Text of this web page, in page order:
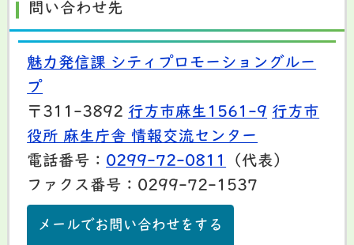
問い合わせ先
魅力発信課 シティプロモーショングルー
プ
〒311-3892 行方市麻生1561-9 行方市
役所 麻生庁舎 情報交流センター
電話番号： 0299-72-0811
（代表）
ファクス番号：0299-72-1537
メールでお問い合わせをする